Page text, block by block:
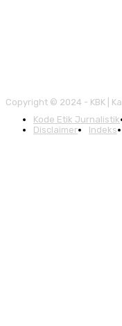
Copyright © 2024 - KBK |
Kode Etik Jurnalistik
Disclaimer
Indeks